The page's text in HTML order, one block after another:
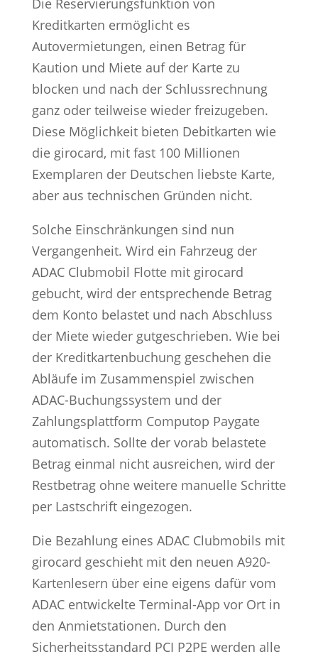
Die Reservierungsfunktion von
Kreditkarten ermöglicht es
Autovermietungen, einen Betrag für
Kaution und Miete auf der Karte zu
blocken und nach der Schlussrechnung
ganz oder teilweise wieder freizugeben.
Diese Möglichkeit bieten Debitkarten wie
die girocard, mit fast 100 Millionen
Exemplaren der Deutschen liebste Karte,
aber aus technischen Gründen nicht.
Solche Einschränkungen sind nun
Vergangenheit. Wird ein Fahrzeug der
ADAC Clubmobil Flotte mit girocard
gebucht, wird der entsprechende Betrag
dem Konto belastet und nach Abschluss
der Miete wieder gutgeschrieben. Wie bei
der Kreditkartenbuchung geschehen die
Abläufe im Zusammenspiel zwischen
ADAC-Buchungssystem und der
Zahlungsplattform Computop Paygate
automatisch. Sollte der vorab belastete
Betrag einmal nicht ausreichen, wird der
Restbetrag ohne weitere manuelle Schritte
per Lastschrift eingezogen.
Die Bezahlung eines ADAC Clubmobils mit
girocard geschieht mit den neuen A920-
Kartenlesern über eine eigens dafür vom
ADAC entwickelte Terminal-App vor Ort in
den Anmietstationen. Durch den
Sicherheitsstandard PCI P2PE werden alle